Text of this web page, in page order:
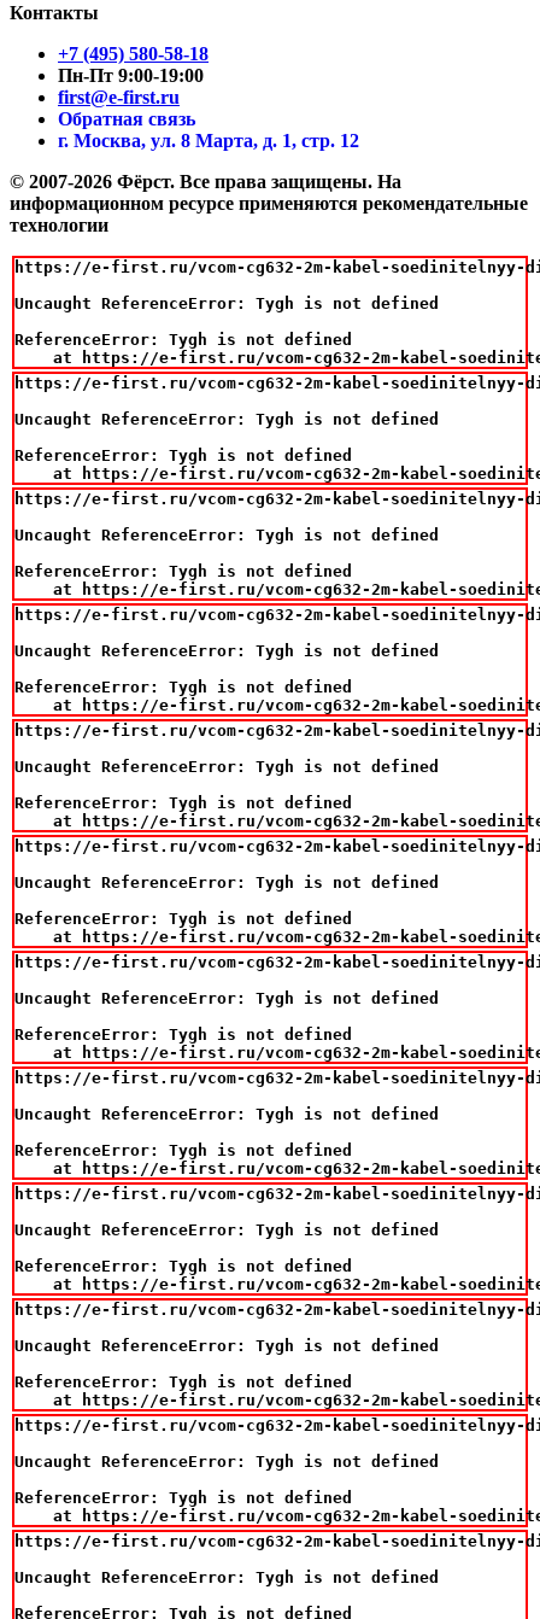
Контакты
+7 (495) 580-58-18
Пн-Пт 9:00-19:00
first@e-first.ru
Обратная связь
г. Москва, ул. 8 Марта, д. 1, стр. 12
© 2007-2026 Фёрст. Все права защищены. На
информационном ресурсе применяются рекомендательные
технологии
https://e-first.ru/vcom-cg632-2m-kabel-soedinitelnyy-
Uncaught ReferenceError: Tygh is not defined
ReferenceError: Tygh is not defined
at https://e-first.ru/vcom-cg632-2m-kabel-
https://e-first.ru/vcom-cg632-2m-kabel-soedinitelnyy-
Uncaught ReferenceError: Tygh is not defined
ReferenceError: Tygh is not defined
at https://e-first.ru/vcom-cg632-2m-kabel-
https://e-first.ru/vcom-cg632-2m-kabel-soedinitelnyy-
Uncaught ReferenceError: Tygh is not defined
ReferenceError: Tygh is not defined
at https://e-first.ru/vcom-cg632-2m-kabel-
https://e-first.ru/vcom-cg632-2m-kabel-soedinitelnyy-
Uncaught ReferenceError: Tygh is not defined
ReferenceError: Tygh is not defined
at https://e-first.ru/vcom-cg632-2m-kabel-
https://e-first.ru/vcom-cg632-2m-kabel-soedinitelnyy-
Uncaught ReferenceError: Tygh is not defined
ReferenceError: Tygh is not defined
at https://e-first.ru/vcom-cg632-2m-kabel-
https://e-first.ru/vcom-cg632-2m-kabel-soedinitelnyy-
Uncaught ReferenceError: Tygh is not defined
ReferenceError: Tygh is not defined
at https://e-first.ru/vcom-cg632-2m-kabel-
https://e-first.ru/vcom-cg632-2m-kabel-soedinitelnyy-
Uncaught ReferenceError: Tygh is not defined
ReferenceError: Tygh is not defined
at https://e-first.ru/vcom-cg632-2m-kabel-
https://e-first.ru/vcom-cg632-2m-kabel-soedinitelnyy-
Uncaught ReferenceError: Tygh is not defined
ReferenceError: Tygh is not defined
at https://e-first.ru/vcom-cg632-2m-kabel-
https://e-first.ru/vcom-cg632-2m-kabel-soedinitelnyy-
Uncaught ReferenceError: Tygh is not defined
ReferenceError: Tygh is not defined
at https://e-first.ru/vcom-cg632-2m-kabel-
https://e-first.ru/vcom-cg632-2m-kabel-soedinitelnyy-
Uncaught ReferenceError: Tygh is not defined
ReferenceError: Tygh is not defined
at https://e-first.ru/vcom-cg632-2m-kabel-
https://e-first.ru/vcom-cg632-2m-kabel-soedinitelnyy-
Uncaught ReferenceError: Tygh is not defined
ReferenceError: Tygh is not defined
at https://e-first.ru/vcom-cg632-2m-kabel-
https://e-first.ru/vcom-cg632-2m-kabel-soedinitelnyy-
Uncaught ReferenceError: Tygh is not defined
ReferenceError: Tygh is not defined